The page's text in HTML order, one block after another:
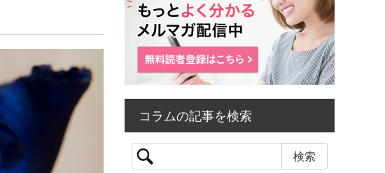
コラムの記事を検索